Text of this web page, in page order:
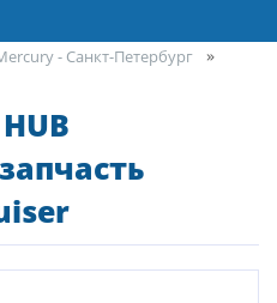
- Санкт-Петербург